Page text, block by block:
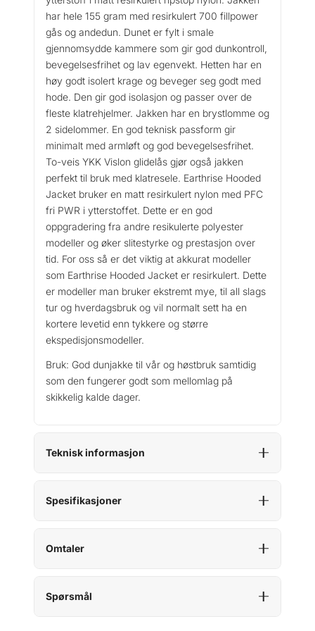
har hele 155 gram med resirkulert 700 fillpower
gås og andedun. Dunet er fylt i smale
gjennomsydde kammere som gir god dunkontroll,
bevegelsesfrihet og lav egenvekt. Hetten har en
høy godt isolert krage og beveger seg godt med
hode. Den gir god isolasjon og passer over de
fleste klatrehjelmer. Jakken har en brystlomme og
2 sidelommer. En god teknisk passform gir
minimalt med armløft og god bevegelsesfrihet.
To-veis YKK Vislon glidelås gjør også jakken
perfekt til bruk med klatresele. Earthrise Hooded
Jacket bruker en matt resirkulert nylon med PFC
fri PWR i ytterstoffet. Dette er en god
oppgradering fra andre resikulerte polyester
modeller og øker slitestyrke og prestasjon over
tid. For oss så er det viktig at akkurat modeller
som Earthrise Hooded Jacket er resirkulert. Dette
er modeller man bruker ekstremt mye, til all slags
tur og hverdagsbruk og vil normalt sett ha en
kortere levetid enn tykkere og større
ekspedisjonsmodeller.
Bruk: God dunjakke til vår og høstbruk samtidig
som den fungerer godt som mellomlag på
skikkelig kalde dager.
Teknisk informasjon
Spesifikasjoner
Omtaler
Spørsmål